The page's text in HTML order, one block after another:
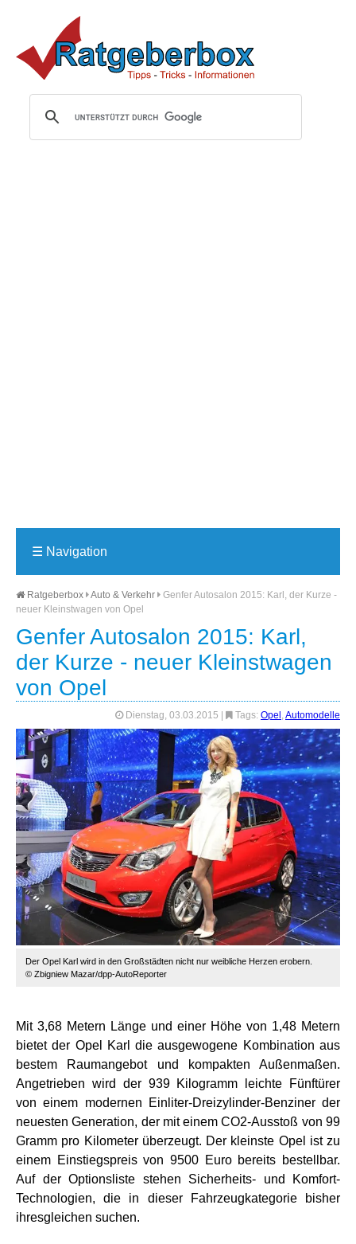
☰ Navigation
Ratgeberbox Auto & Verkehr
Genfer Autosalon 2015: Karl, der Kurze -
neuer Kleinstwagen von Opel
Genfer Autosalon 2015: Karl,
der Kurze - neuer Kleinstwagen
von Opel
Dienstag, 03.03.2015 Tags: Opel , Automodelle
Der Opel Karl wird in den Großstädten nicht nur weibliche Herzen erobern.
© Zbigniew Mazar/dpp-AutoReporter
Mit 3,68 Metern Länge und einer Höhe von 1,48 Metern
bietet der Opel Karl die ausgewogene Kombination aus
bestem Raumangebot und kompakten Außenmaßen.
Angetrieben wird der 939 Kilogramm leichte Fünftürer
von einem modernen Einliter-Dreizylinder-Benziner der
neuesten Generation, der mit einem CO2-Ausstoß von 99
Gramm pro Kilometer überzeugt. Der kleinste Opel ist zu
einem Einstiegspreis von 9500 Euro bereits bestellbar.
Auf der Optionsliste stehen Sicherheits- und Komfort-
Technologien, die in dieser Fahrzeugkategorie bisher
ihresgleichen suchen.